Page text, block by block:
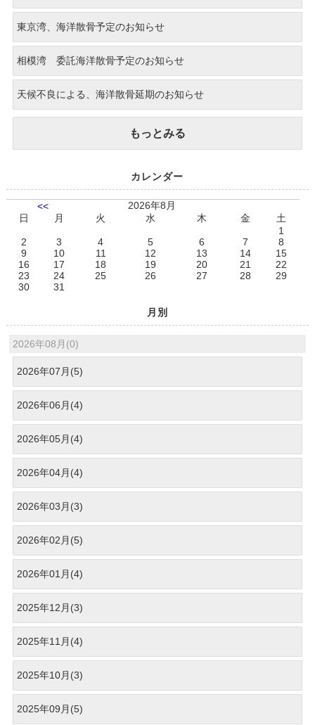
東京湾、海洋散骨予定のお知らせ
相模湾 委託海洋散骨予定のお知らせ
天候不良による、海洋散骨延期のお知らせ
もっとみる
カレンダー
<<
2026年8月
日
月 火 水 木 金
土
1
2
3 4 5 6 7
8
9
10 11 12 13 14
15
16
17 18 19 20 21
22
23
24 25 26 27 28
29
30
31
月別
2026年08月(0)
2026年07月(5)
2026年06月(4)
2026年05月(4)
2026年04月(4)
2026年03月(3)
2026年02月(5)
2026年01月(4)
2025年12月(3)
2025年11月(4)
2025年10月(3)
2025年09月(5)